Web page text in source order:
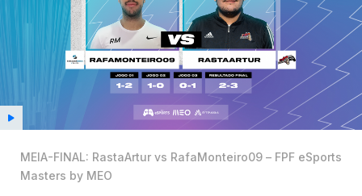
MEIA-FINAL: RastaArtur vs RafaMonteiro09 – FPF eSports
Masters by MEO